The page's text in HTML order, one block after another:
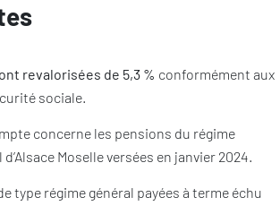
revalorisées de 5,3 % conformément aux
sociale.
concerne les pensions du régime
Moselle versées en janvier 2024.
type régime général payées à terme échu